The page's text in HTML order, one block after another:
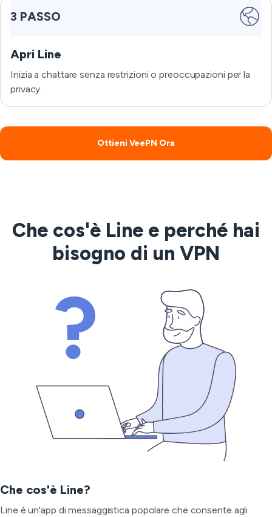
3 PASSO
Apri Line
Inizia a chattare senza restrizioni o preoccupazioni per la
privacy.
Ottieni VeePN Ora
Che cos'è Line e perché hai
bisogno di un VPN
Che cos'è Line?
Line è un'app di messaggistica popolare che consente agli